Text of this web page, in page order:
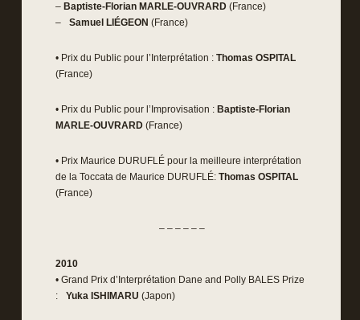
– Baptiste-Florian MARLE-OUVRARD (France)
–
Samuel LIÉGEON (France)
• Prix du Public pour l’Interprétation : Thomas OSPITAL
(France)
• Prix du Public pour l’Improvisation : Baptiste-Florian
MARLE-OUVRARD (France)
• Prix Maurice DURUFLÉ pour la meilleure interprétation
de la Toccata de Maurice DURUFLÉ: Thomas OSPITAL
(France)
– – – – – –
2010
• Grand Prix d’Interprétation Dane and Polly BALES Prize
: Yuka ISHIMARU (Japon)